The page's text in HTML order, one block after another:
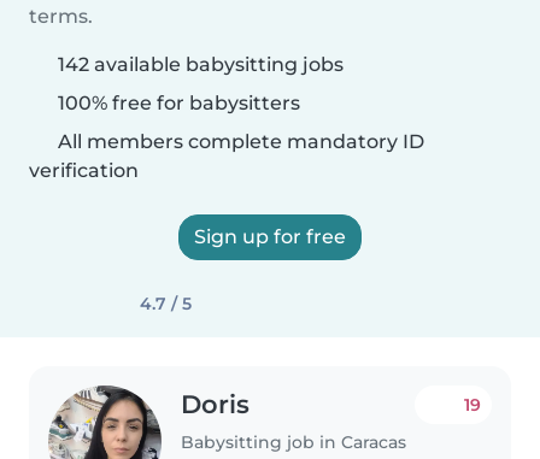
terms.
142 available babysitting jobs
100% free for babysitters
All members complete mandatory ID
verification
Sign up for free
4.7 / 5
Doris
Babysitting job in Caracas
19